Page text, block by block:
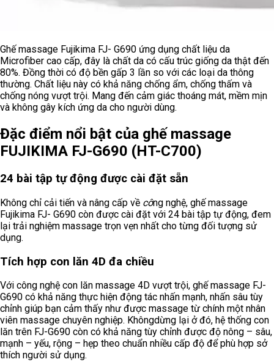
Ghế massage Fujikima FJ- G690 ứng dụng chất liệu da
Microfiber cao cấp, đây là chất da có cấu trúc giống da thật đến
80%. Đồng thời có độ bền gấp 3 lần so với các loại da thông
thường. Chất liệu này có khả năng chống ẩm, chống thấm và
chống nóng vượt trội. Mang đến cảm giác thoáng mát, mềm mịn
và không gây kích ứng da cho người dùng.
Đặc điểm nổi bật của ghế massage
FUJIKIMA FJ-G690 (HT-C700)
24 bài tập tự động được cài đặt sẵn
Không chỉ cải tiến và nâng cấp về công nghệ, ghế massage
Fujikima FJ- G690 còn được cài đặt với 24 bài tập tự động, đem
lại trải nghiệm massage trọn vẹn nhất cho từng đối tượng sử
dụng.
Tích hợp con lăn 4D đa chiều
Với công nghệ con lăn massage 4D vượt trội, ghế massage FJ-
G690 có khả năng thực hiện động tác nhấn mạnh, nhấn sâu tùy
chỉnh giúp bạn cảm thấy như được massage từ chính một nhân
viên massage chuyên nghiệp. Khôngdừng lại ở đó, hệ thống con
lăn trên FJ-G690 còn có khả năng tùy chỉnh được độ nông – sâu,
mạnh – yếu, rộng – hẹp theo chuẩn nhiều cấp độ để phù hợp sở
thích người sử dụng.